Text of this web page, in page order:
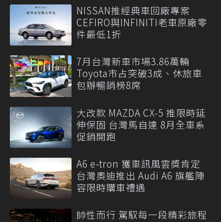
NISSAN推經典車回廠專案
CEFIRO與INFINITI老車原廠零
件最低1折
7月台灣新車市場3.86萬輛
Toyota市占突破3成、休旅車
包辦暢銷榜8席
大改款 MAZDA CX-5 推限時延
伸保固 台灣馬自達 8月全車系
促銷開跑
A6 e-tron 獲車訊風雲獎肯定
台灣奧迪推出 Audi A6 旗艦陣
容限時購車禮遇
帥性而行 駕馭每一段精彩旅程